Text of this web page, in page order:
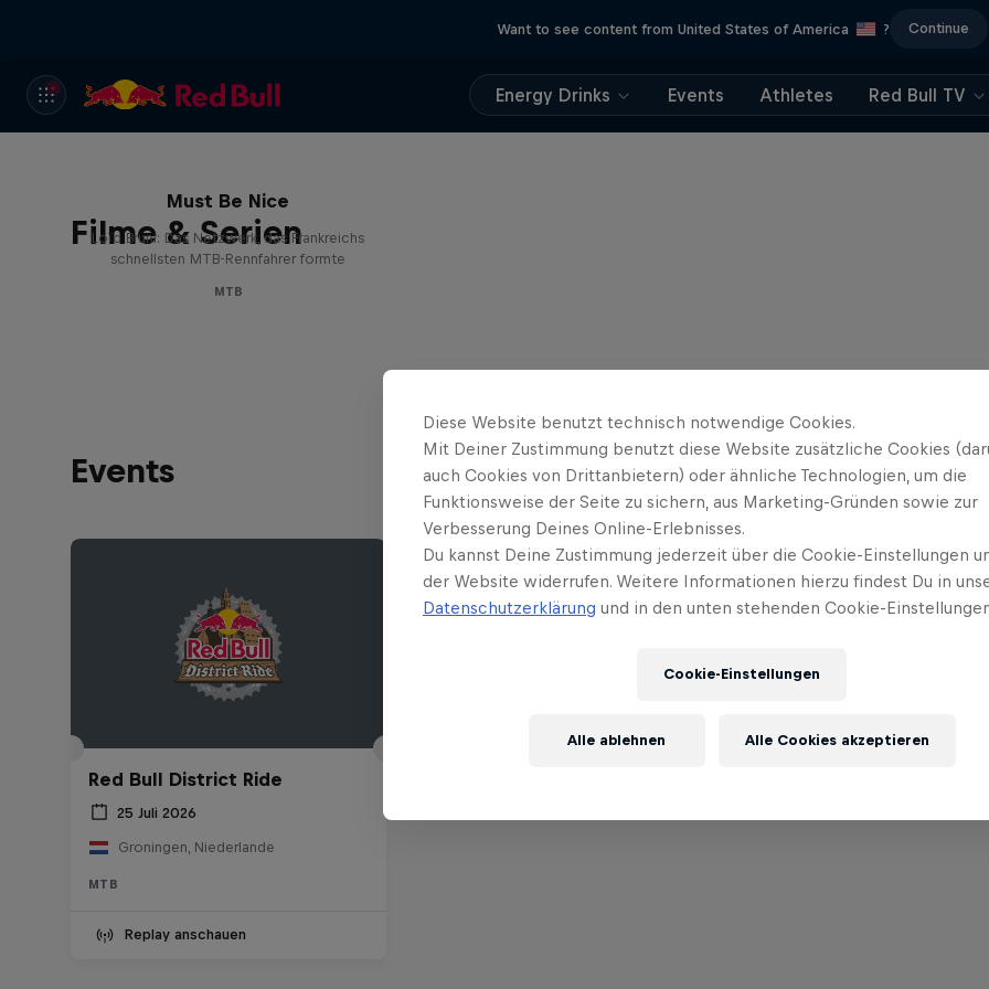
Want to see content from United States of America ? Continue
Energy Drinks Events Athletes Red Bull TV
Filme & Serien
Must Be Nice
Loïc Bruni: Das Netzwerk, das Frankreichs
schnellsten MTB-Rennfahrer formte
MTB
Events
Red Bull District Ride
25 Juli 2026
Groningen, Niederlande
MTB
Replay anschauen
Diese Website benutzt technisch notwendige Cookies.
Mit Deiner Zustimmung benutzt diese Website zusätzliche Cookies
auch Cookies von Drittanbietern) oder ähnliche Technologien, um die
Funktionsweise der Seite zu sichern, aus Marketing-Gründen sowie zur
Verbesserung Deines Online-Erlebnisses.
Du kannst Deine Zustimmung jederzeit über die Cookie-Einstellungen
der Website widerrufen. Weitere Informationen hierzu findest Du in
Datenschutzerklärung und in den unten stehenden Cookie-
Cookie-Einstellungen
Alle ablehnen Alle Cookies akzeptieren